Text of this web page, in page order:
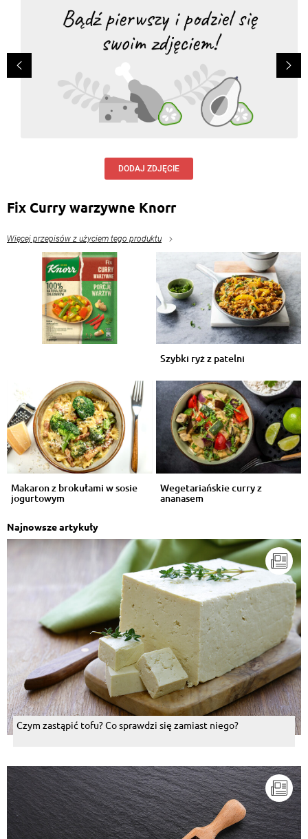
DODAJ ZDJĘCIE
Fix Curry warzywne Knorr
Więcej przepisów z użyciem tego produktu
Szybki ryż z patelni
Makaron z brokułami w sosie
jogurtowym
Wegetariańskie curry z
ananasem
Najnowsze artykuły
Czym zastąpić tofu? Co sprawdzi się zamiast niego?